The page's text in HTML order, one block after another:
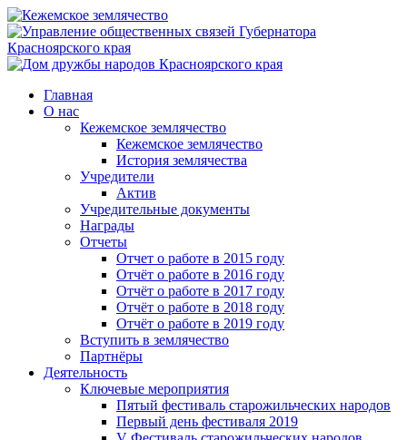
Главная
О нас
Кежемское землячество
Кежемское землячество
История землячества
Учредители
Актив
Учредительные документы
Награды
Отчеты
Отчет о работе в 2015 году
Отчёт о работе в 2016 году
Отчёт о работе в 2017 году
Отчёт о работе в 2018 году
Отчёт о работе в 2019 году
Вступить в землячество
Партнёры
Деятельность
Ключевые мероприятия
Пятый фестиваль старожильческих народов
Первый день фестиваля 2019